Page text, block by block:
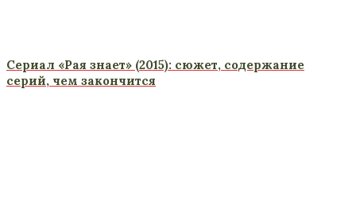
Сериал «Рая знает» (2015): сюжет, содержание
серий, чем закончится